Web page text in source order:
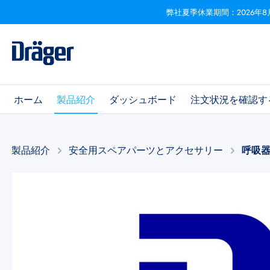
Skip to B2B platform navigation
弊社夏季休業期間：2026年8
ホーム 製品紹介 ダッシュボード 注文状況を確認す
製品紹介 安全用スペアパーツとアクセサリー​ 呼吸